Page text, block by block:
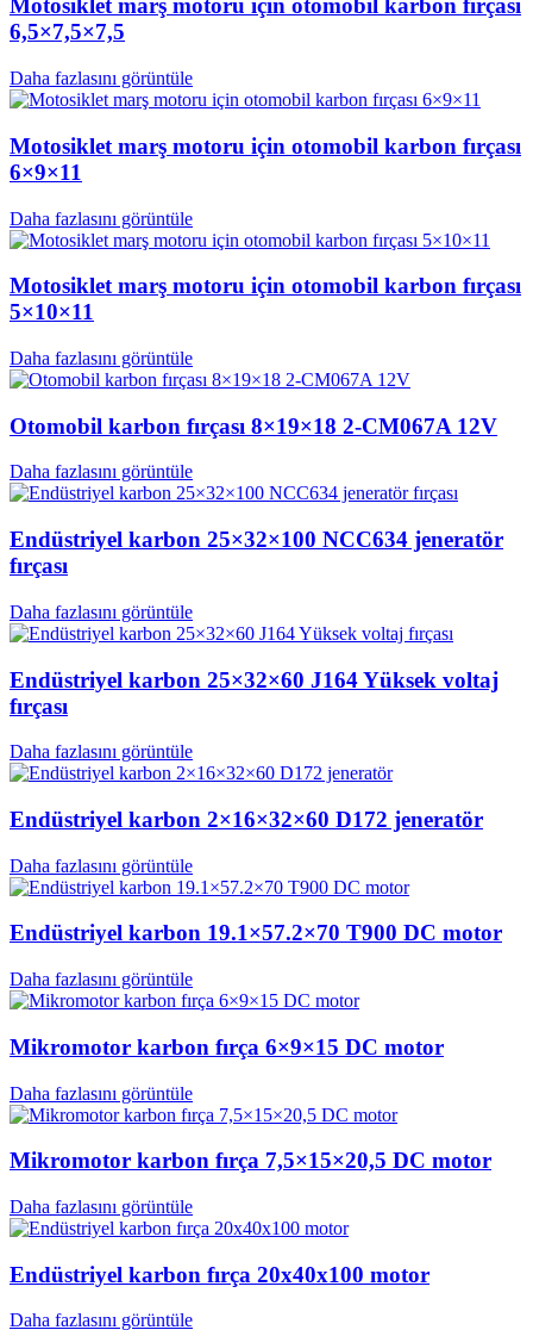
Motosiklet marş motoru için otomobil karbon fırçası
6,5×7,5×7,5
Daha fazlasını görüntüle
Motosiklet marş motoru için otomobil karbon fırçası
6×9×11
Daha fazlasını görüntüle
Motosiklet marş motoru için otomobil karbon fırçası
5×10×11
Daha fazlasını görüntüle
Otomobil karbon fırçası 8×19×18 2-CM067A 12V
Daha fazlasını görüntüle
Endüstriyel karbon 25×32×100 NCC634 jeneratör
fırçası
Daha fazlasını görüntüle
Endüstriyel karbon 25×32×60 J164 Yüksek voltaj
fırçası
Daha fazlasını görüntüle
Endüstriyel karbon 2×16×32×60 D172 jeneratör
Daha fazlasını görüntüle
Endüstriyel karbon 19.1×57.2×70 T900 DC motor
Daha fazlasını görüntüle
Mikromotor karbon fırça 6×9×15 DC motor
Daha fazlasını görüntüle
Mikromotor karbon fırça 7,5×15×20,5 DC motor
Daha fazlasını görüntüle
Endüstriyel karbon fırça 20x40x100 motor
Daha fazlasını görüntüle